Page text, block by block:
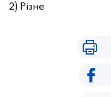
2) Різне